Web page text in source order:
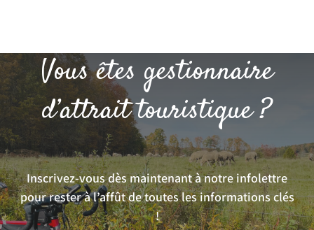
Vous êtes gestionnaire
d’attrait touristique ?
Inscrivez-vous dès maintenant à notre infolettre
pour rester à l’affût de toutes les informations clés
!